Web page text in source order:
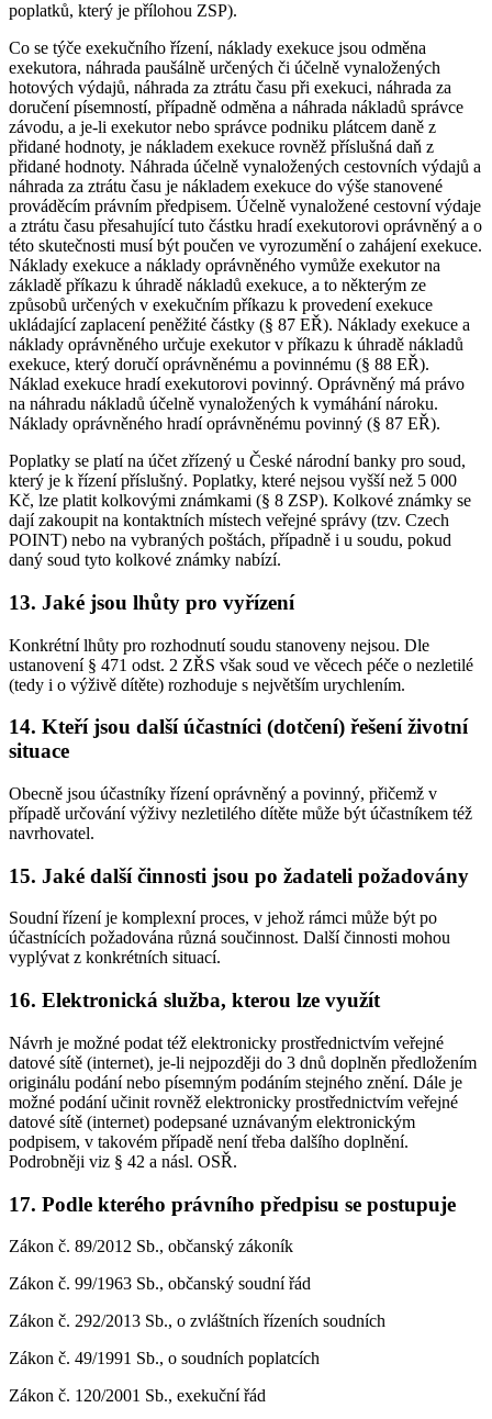
poplatků, který je přílohou ZSP).
Co se týče exekučního řízení, náklady exekuce jsou odměna
exekutora, náhrada paušálně určených či účelně vynaložených
hotových výdajů, náhrada za ztrátu času při exekuci, náhrada za
doručení písemností, případně odměna a náhrada nákladů správce
závodu, a je-li exekutor nebo správce podniku plátcem daně z
přidané hodnoty, je nákladem exekuce rovněž příslušná daň z
přidané hodnoty. Náhrada účelně vynaložených cestovních výdajů a
náhrada za ztrátu času je nákladem exekuce do výše stanovené
prováděcím právním předpisem. Účelně vynaložené cestovní výdaje
a ztrátu času přesahující tuto částku hradí exekutorovi oprávněný a o
této skutečnosti musí být poučen ve vyrozumění o zahájení exekuce.
Náklady exekuce a náklady oprávněného vymůže exekutor na
základě příkazu k úhradě nákladů exekuce, a to některým ze
způsobů určených v exekučním příkazu k provedení exekuce
ukládající zaplacení peněžité částky (§ 87 EŘ). Náklady exekuce a
náklady oprávněného určuje exekutor v příkazu k úhradě nákladů
exekuce, který doručí oprávněnému a povinnému (§ 88 EŘ).
Náklad exekuce hradí exekutorovi povinný. Oprávněný má právo
na náhradu nákladů účelně vynaložených k vymáhání nároku.
Náklady oprávněného hradí oprávněnému povinný (§ 87 EŘ).
Poplatky se platí na účet zřízený u České národní banky pro soud,
který je k řízení příslušný. Poplatky, které nejsou vyšší než 5 000
Kč, lze platit kolkovými známkami (§ 8 ZSP). Kolkové známky se
dají zakoupit na kontaktních místech veřejné správy (tzv. Czech
POINT) nebo na vybraných poštách, případně i u soudu, pokud
daný soud tyto kolkové známky nabízí.
13. Jaké jsou lhůty pro vyřízení
Konkrétní lhůty pro rozhodnutí soudu stanoveny nejsou. Dle
ustanovení § 471 odst. 2 ZŘS však soud ve věcech péče o nezletilé
(tedy i o výživě dítěte) rozhoduje s největším urychlením.
14. Kteří jsou další účastníci (dotčení) řešení životní
situace
Obecně jsou účastníky řízení oprávněný a povinný, přičemž v
případě určování výživy nezletilého dítěte může být účastníkem též
navrhovatel.
15. Jaké další činnosti jsou po žadateli požadovány
Soudní řízení je komplexní proces, v jehož rámci může být po
účastnících požadována různá součinnost. Další činnosti mohou
vyplývat z konkrétních situací.
16. Elektronická služba, kterou lze využít
Návrh je možné podat též elektronicky prostřednictvím veřejné
datové sítě (internet), je-li nejpozději do 3 dnů doplněn předložením
originálu podání nebo písemným podáním stejného znění. Dále je
možné podání učinit rovněž elektronicky prostřednictvím veřejné
datové sítě (internet) podepsané uznávaným elektronickým
podpisem, v takovém případě není třeba dalšího doplnění.
Podrobněji viz § 42 a násl. OSŘ.
17. Podle kterého právního předpisu se postupuje
Zákon č. 89/2012 Sb., občanský zákoník
Zákon č. 99/1963 Sb., občanský soudní řád
Zákon č. 292/2013 Sb., o zvláštních řízeních soudních
Zákon č. 49/1991 Sb., o soudních poplatcích
Zákon č. 120/2001 Sb., exekuční řád